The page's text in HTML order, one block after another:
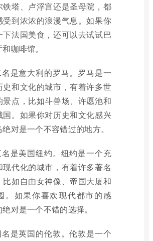
铁塔、卢浮宫还是圣母院，都
受到浓浓的浪漫气息。如果你
下法国美食，还可以去试试巴
咖啡馆。
是意大利的罗马。罗马是一
史和文化的城市，有着许多世
景点，比如斗兽场、许愿池和
国。如果你对历史和文化感兴
对是一个不容错过的地方。
是美国纽约。纽约是一个充
现代化的城市，有着许多著名
比如自由女神像、帝国大厦和
。如果你喜欢现代都市的感
对是一个不错的选择。
是英国的伦敦。伦敦是一个